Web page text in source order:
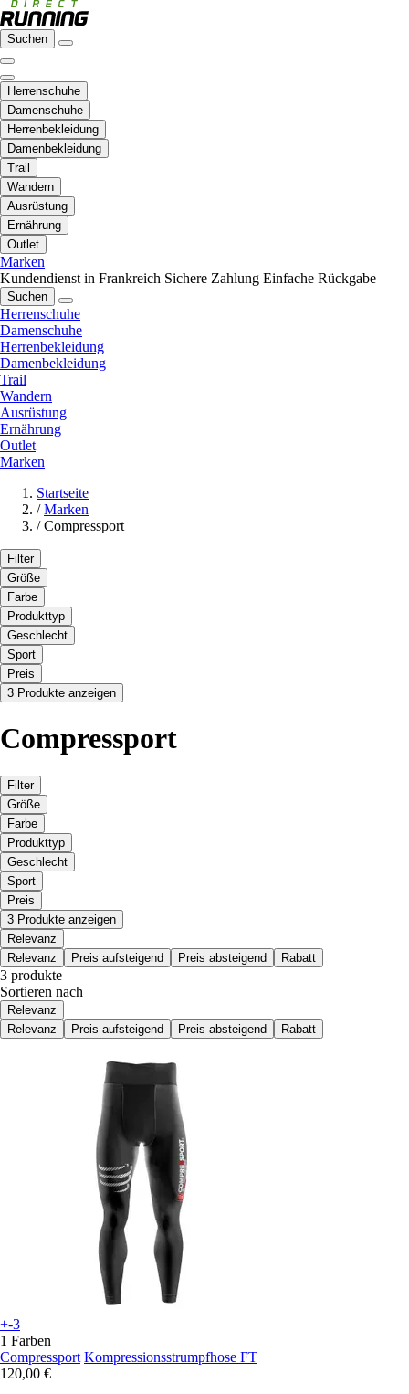
Suchen
Herrenschuhe
Damenschuhe
Herrenbekleidung
Damenbekleidung
Trail
Wandern
Ausrüstung
Ernährung
Outlet
Marken
Kundendienst in Frankreich Sichere Zahlung Einfache Rückgabe
Suchen
Herrenschuhe
Damenschuhe
Herrenbekleidung
Damenbekleidung
Trail
Wandern
Ausrüstung
Ernährung
Outlet
Marken
Startseite
/ Marken
/ Compressport
Filter
Größe
Farbe
Produkttyp
Geschlecht
Sport
Preis
3 Produkte anzeigen
Compressport
Filter
Größe
Farbe
Produkttyp
Geschlecht
Sport
Preis
3 Produkte anzeigen
Relevanz
Relevanz
Preis aufsteigend Preis absteigend Rabatt
3 produkte
Sortieren nach
Relevanz
Relevanz
Preis aufsteigend Preis absteigend Rabatt
+-3
1 Farben
Compressport Kompressionsstrumpfhose FT
120,00 €